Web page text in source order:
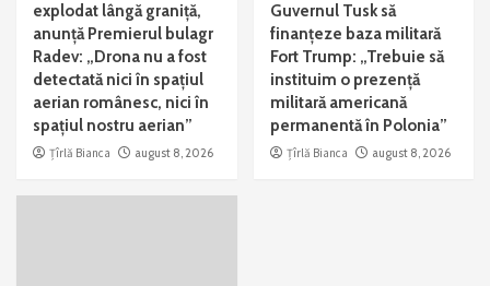
explodat lângă graniță,
anunță Premierul bulagr
Radev: „Drona nu a fost
detectată nici în spațiul
aerian românesc, nici în
spațiul nostru aerian”
Țîrlă Bianca august 8, 2026
Guvernul Tusk să
finanțeze baza militară
Fort Trump: „Trebuie să
instituim o prezență
militară americană
permanentă în Polonia”
Țîrlă Bianca august 8, 2026